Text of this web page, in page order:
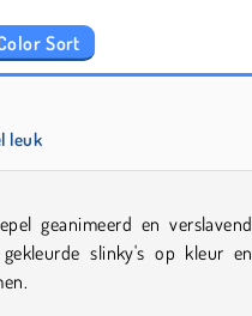
Sort
leuk
geanimeerd en verslavend
slinky's op kleur en